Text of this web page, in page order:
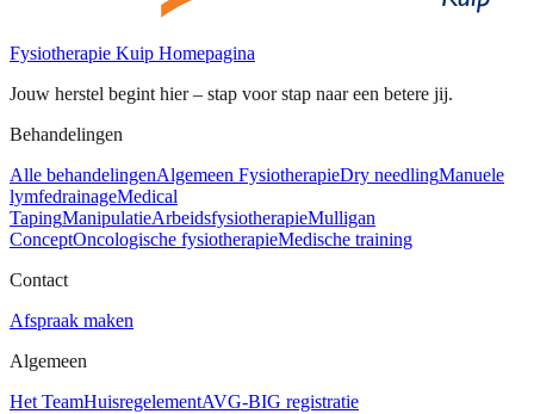
Fysiotherapie Kuip Homepagina
Jouw herstel begint hier – stap voor stap naar een betere jij.
Behandelingen
Alle behandelingenAlgemeen FysiotherapieDry needlingManuele
lymfedrainageMedical
TapingManipulatieArbeidsfysiotherapieMulligan
ConceptOncologische fysiotherapieMedische training
Contact
Afspraak maken
Algemeen
Het TeamHuisregelementAVG-BIG registratie